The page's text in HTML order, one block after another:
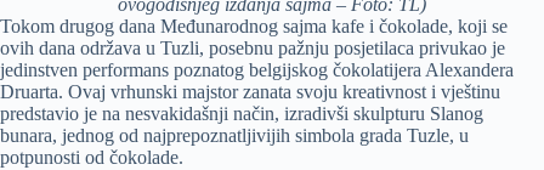
ovogodišnjeg izdanja sajma – Foto: TL)
Tokom drugog dana Međunarodnog sajma kafe i čokolade, koji se
ovih dana održava u Tuzli, posebnu pažnju posjetilaca privukao je
jedinstven performans poznatog belgijskog čokolatijera Alexandera
Druarta. Ovaj vrhunski majstor zanata svoju kreativnost i vještinu
predstavio je na nesvakidašnji način, izradivši skulpturu Slanog
bunara, jednog od najprepoznatljivijih simbola grada Tuzle, u
potpunosti od čokolade.